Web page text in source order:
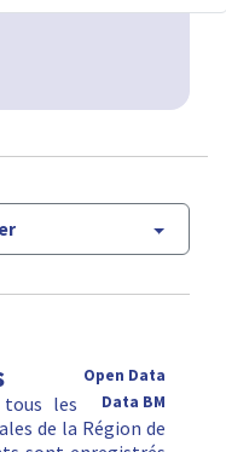
Open Data
Data BM
les
de la Région de